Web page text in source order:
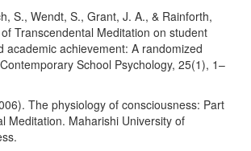
S., Wendt, S., Grant, J. A., & Rainforth,
Transcendental Meditation on student
academic achievement: A randomized
School Psychology, 25(1), 1–
The physiology of consciousness: Part
Meditation. Maharishi University of